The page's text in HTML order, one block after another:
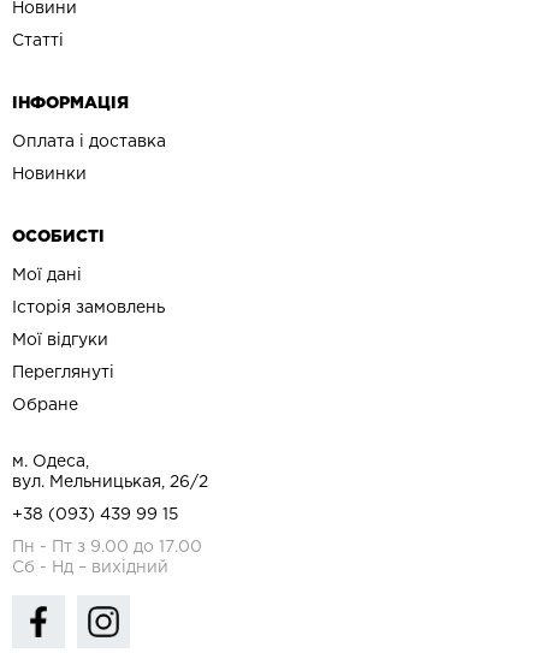
Новини
Статті
ІНФОРМАЦІЯ
Оплата і доставка
Новинки
ОСОБИСТІ
Мої дані
Історія замовлень
Мої відгуки
Переглянуті
Обране
м. Одеса,
вул. Мельницькая, 26/2
+38 (093) 439 99 15
Пн - Пт з 9.00 до 17.00
Сб - Нд – вихідний